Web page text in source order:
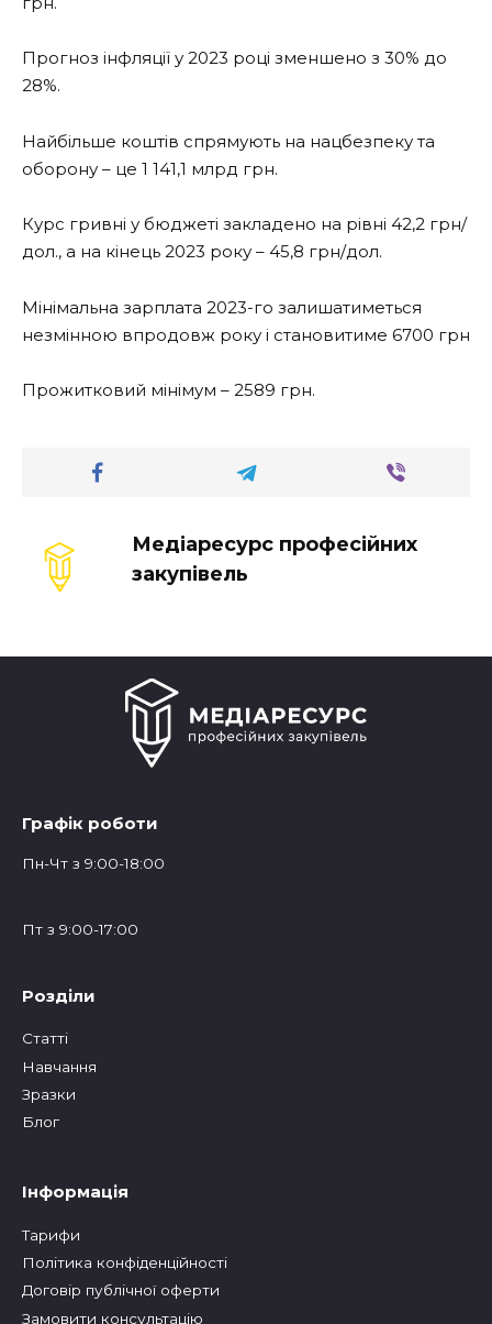
Прогноз інфляції у 2023 році зменшено з 30% до
28%.
Найбільше коштів спрямують на нацбезпеку та
оборону – це 1 141,1 млрд грн.
Курс гривні у бюджеті закладено на рівні 42,2 грн/
дол., а на кінець 2023 року – 45,8 грн/дол.
Мінімальна зарплата 2023-го залишатиметься
незмінною впродовж року і становитиме 6700 грн
Прожитковий мінімум – 2589 грн.
Медіаресурс професійних
закупівель
Графік роботи
Пн-Чт з 9:00-18:00
Пт з 9:00-17:00
Розділи
Статтi
Навчання
Зразки
Блог
Інформація
Тарифи
Політика конфіденційності
Договір публічної оферти
Замовити консультацію